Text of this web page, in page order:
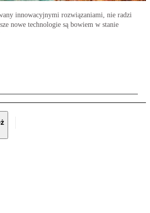
innowacyjnymi rozwiązaniami, nie radzi
nowe technologie są bowiem w stanie